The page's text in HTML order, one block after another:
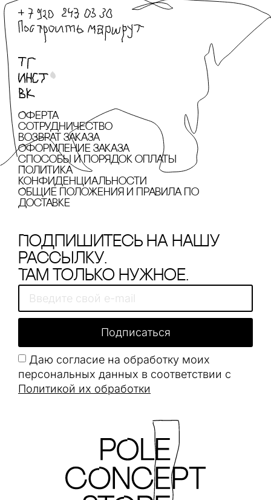
Оферта
сотрудничество
Возврат заказа
Оформление заказа
cпособы и порядок оплаты
Политика
конфиденциальности
Общие положения и правила по
доставке
Подпишитесь на нашу
рассылку.
Там только нужное.
Даю согласие на обработку моих
персональных данных в соответствии с
Политикой их обработки
Подписаться